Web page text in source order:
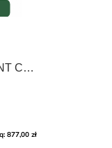
ZEGAREK MĘSKI ORIENT CONTEMPORARY AUTOMATIC 42mm RA-AC0F17Y30B
877,00 zł